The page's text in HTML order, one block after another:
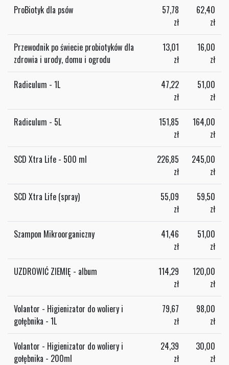
ProBiotyk dla psów
57,78
zł
62,40
zł
Przewodnik po świecie probiotyków dla
zdrowia i urody, domu i ogrodu
13,01
zł
16,00
zł
Radiculum - 1L
47,22
zł
51,00
zł
Radiculum - 5L
151,85
zł
164,00
zł
SCD Xtra Life - 500 ml
226,85
zł
245,00
zł
SCD Xtra Life (spray)
55,09
zł
59,50
zł
Szampon Mikroorganiczny
41,46
zł
51,00
zł
UZDROWIĆ ZIEMIĘ - album
114,29
zł
120,00
zł
Volantor - Higienizator do woliery i
gołębnika - 1L
79,67
zł
98,00
zł
Volantor - Higienizator do woliery i
gołębnika - 200ml
24,39
zł
30,00
zł